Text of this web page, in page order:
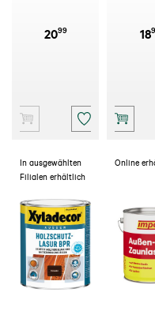
2099 18
In ausgewählten
Filialen erhältlich
Online